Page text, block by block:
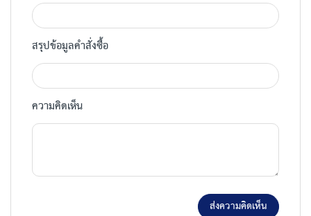
สรุปข้อมูลคำสั่งซื้อ
ความคิดเห็น
ส่งความคิดเห็น